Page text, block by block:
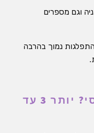
וגם מספרים
נמוך בהרבה
מה אם כן נחשב טיפוסי? יותר 3 עד